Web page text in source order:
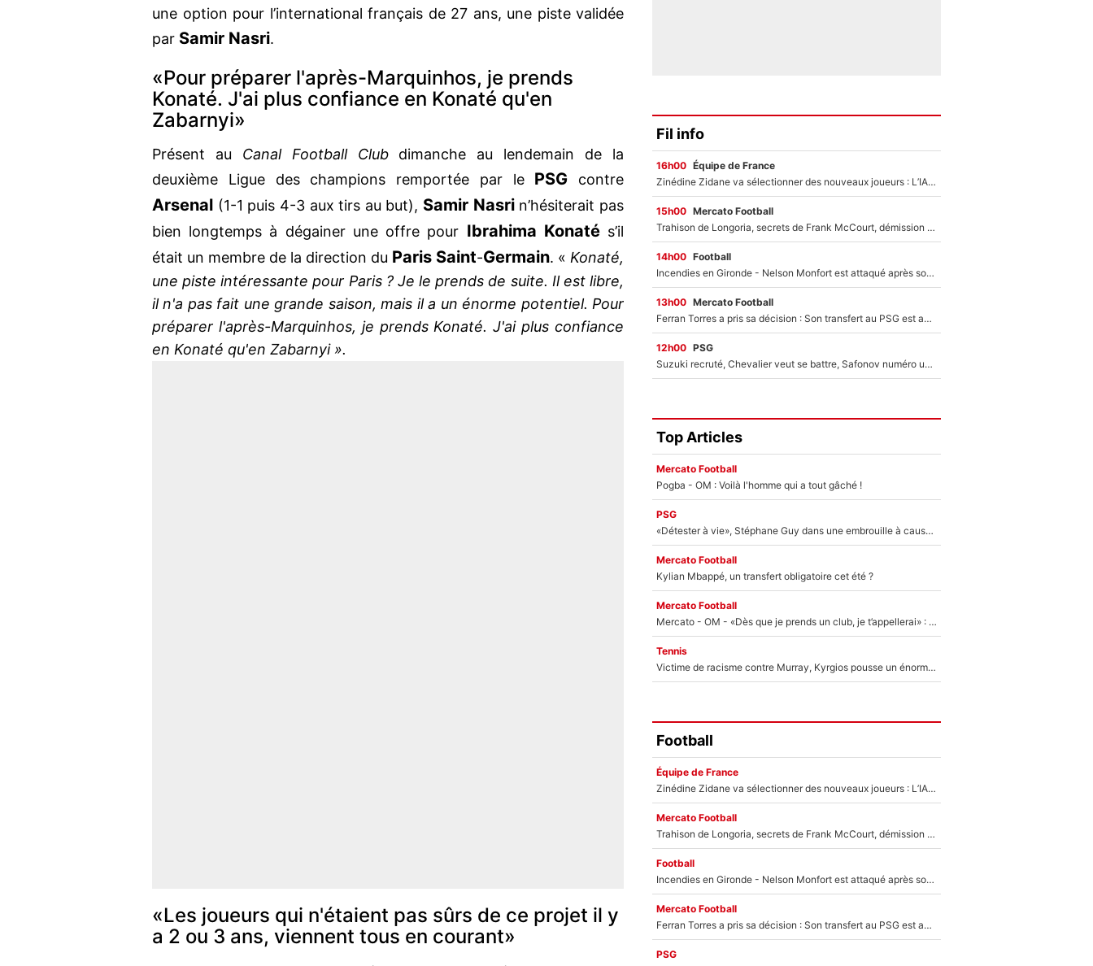
une option pour l’international français de 27 ans, une piste validée
par Samir Nasri.
«Pour préparer l'après-Marquinhos, je prends
Konaté. J'ai plus confiance en Konaté qu'en
Zabarnyi»
Présent au Canal Football Club dimanche au lendemain de la
deuxième Ligue des champions remportée par le PSG contre
Arsenal (1-1 puis 4-3 aux tirs au but), Samir Nasri n’hésiterait pas
bien longtemps à dégainer une offre pour Ibrahima Konaté s’il
était un membre de la direction du Paris Saint-Germain. « Konaté,
une piste intéressante pour Paris ? Je le prends de suite. Il est libre,
il n'a pas fait une grande saison, mais il a un énorme potentiel. Pour
préparer l'après-Marquinhos, je prends Konaté. J'ai plus confiance
en Konaté qu'en Zabarnyi ».
«Les joueurs qui n'étaient pas sûrs de ce projet il y
a 2 ou 3 ans, viennent tous en courant»
Fil info
16h00 Équipe de France
Zinédine Zidane va sélectionner des nouveaux joueurs : L’IA dévoile les 5 cracks qui pourraient rapidement le rejoindre en équipe de France !
15h00 Mercato Football
Trahison de Longoria, secrets de Frank McCourt, démission de Roberto De Zerbi : Medhi Benatia se lâche sur son départ de l'OM et fait d'importantes révélations
14h00 Football
Incendies en Gironde - Nelson Monfort est attaqué après son dérapage sur CNews : «Et lui, il prend combien pour parler dans un studio climatisé?»
13h00 Mercato Football
Ferran Torres a pris sa décision : Son transfert au PSG est annoncé en Espagne !
12h00 PSG
Suzuki recruté, Chevalier veut se battre, Safonov numéro un… Le PSG se lance encore dans un gros chantier pour le poste de gardien de but
Top Articles
Mercato Football
Pogba - OM : Voilà l'homme qui a tout gâché !
PSG
«Détester à vie», Stéphane Guy dans une embrouille à cause du PSG !
Mercato Football
Kylian Mbappé, un transfert obligatoire cet été ?
Mercato Football
Mercato - OM - «Dès que je prends un club, je t’appellerai» : La promesse de Marcelino au moment de claquer la porte
Tennis
Victime de racisme contre Murray, Kyrgios pousse un énorme coup de gueule !
Football
Équipe de France
Zinédine Zidane va sélectionner des nouveaux joueurs : L’IA dévoile les 5 cracks qui pourraient rapidement le rejoindre en équipe de France !
Mercato Football
Trahison de Longoria, secrets de Frank McCourt, démission de Roberto De Zerbi : Medhi Benatia se lâche sur son départ de l'OM et fait d'importantes révélations
Football
Incendies en Gironde - Nelson Monfort est attaqué après son dérapage sur CNews : «Et lui, il prend combien pour parler dans un studio climatisé?»
Mercato Football
Ferran Torres a pris sa décision : Son transfert au PSG est annoncé en Espagne !
PSG